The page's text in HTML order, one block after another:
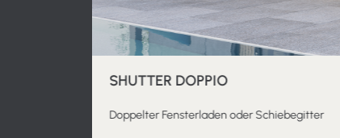
SHUTTER DOPPIO
Doppelter Fensterladen oder Schiebegitter